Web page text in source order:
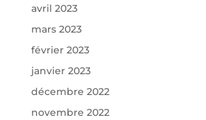
avril 2023
mars 2023
février 2023
janvier 2023
décembre 2022
novembre 2022